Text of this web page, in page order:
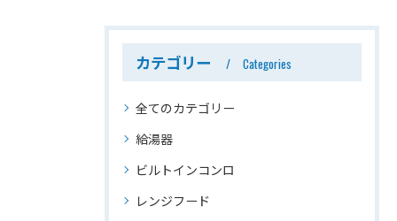
カテゴリー Categories
全てのカテゴリー
給湯器
ビルトインコンロ
レンジフード